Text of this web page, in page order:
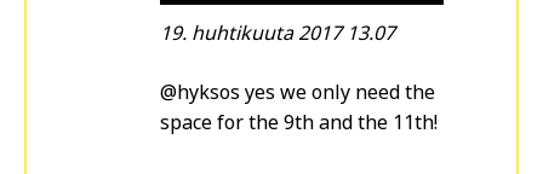
19. huhtikuuta 2017 13.07
@hyksos yes we only need the
space for the 9th and the 11th!